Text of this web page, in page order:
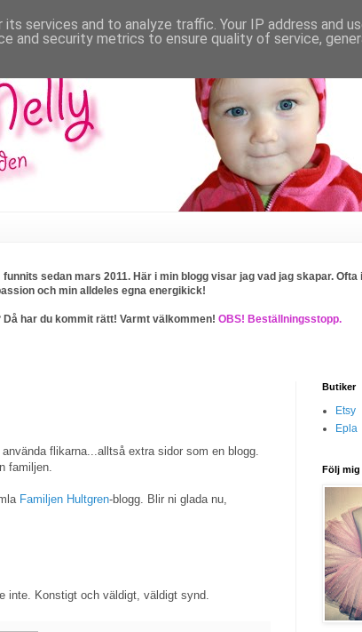
sedan mars 2011. Här i min blogg visar jag vad jag skapar.
och min alldeles egna energikick!
har du kommit rätt! Varmt välkommen! OBS! Beställningsstopp.
flikarna...alltså extra sidor som en blogg.
familjen.
Familjen Hultgren-blogg. Blir ni glada nu,
inte. Konstigt och väldigt, väldigt synd.
Butiker
Etsy
Epla
Följ mig
services and to analyze traffic. Your IP address and
and security metrics to ensure quality of service,